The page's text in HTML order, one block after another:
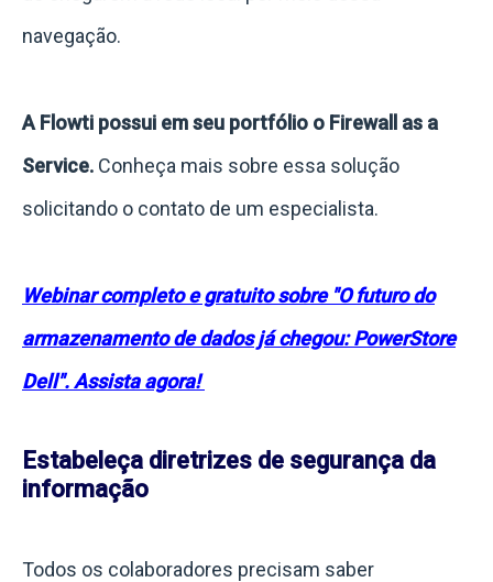
navegação.
A Flowti possui em seu portfólio o Firewall as a
Service. Conheça mais sobre essa solução
solicitando o contato de um especialista.
Webinar completo e gratuito sobre "O futuro do
armazenamento de dados já chegou: PowerStore
Dell". Assista agora!
Estabeleça diretrizes de segurança da
informação
Todos os colaboradores precisam saber